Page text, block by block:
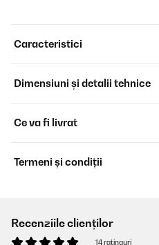
Caracteristici
Dimensiuni și detalii tehnice
Ce va fi livrat
Termeni și condiții
Recenziile clienților
14 ratinguri